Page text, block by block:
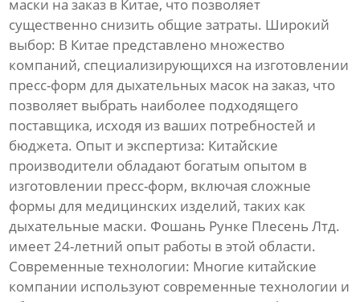
маски на заказ в Китае, что позволяет
существенно снизить общие затраты. Широкий
выбор: В Китае представлено множество
компаний, специализирующихся на изготовлении
пресс-форм для дыхательных масок на заказ, что
позволяет выбрать наиболее подходящего
поставщика, исходя из ваших потребностей и
бюджета. Опыт и экспертиза: Китайские
производители обладают богатым опытом в
изготовлении пресс-форм, включая сложные
формы для медицинских изделий, таких как
дыхательные маски. Фошань Рунке Плесень Лтд.
имеет 24-летний опыт работы в этой области.
Современные технологии: Многие китайские
компании используют современные технологии и